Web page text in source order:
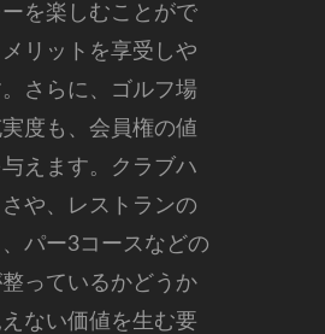
を楽しむことがで
リットを享受しや
さらに、ゴルフ場
度も、会員権の値
えます。クラブハ
や、レストランの
パー3コースなどの
っているかどうか
ない価値を生む要